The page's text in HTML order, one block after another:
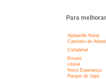
Para
Alphaville Natal
Caminho do
Cohabinal
Emaús
Litoral
Nova Esperança
Parque do Jiqui